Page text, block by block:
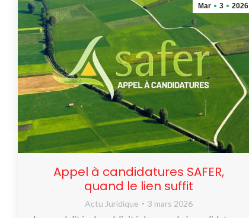
Mar 3 2026
Appel à candidatures SAFER,
quand le lien suffit
Actu Juridique 3 mars 2026